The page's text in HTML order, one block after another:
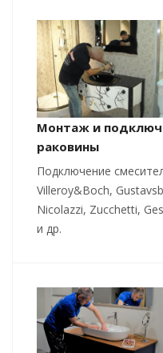
Монтаж и
раковины
Подключение
Villeroy&Boch,
Nicolazzi, Zucchetti,
и др.